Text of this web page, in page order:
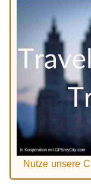
Nutze unsere